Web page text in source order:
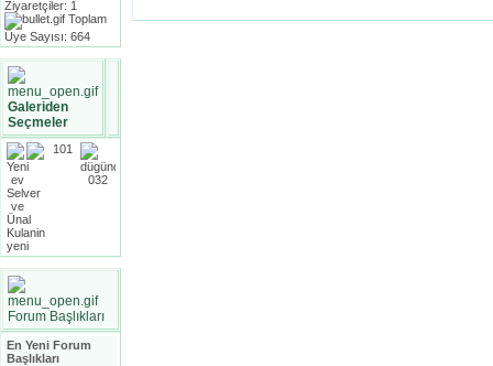
Ziyaretçiler: 1
Toplam
Üye Sayısı: 664
Galeriden
Seçmeler
Forum Başlıkları
En Yeni Forum
Başlıkları